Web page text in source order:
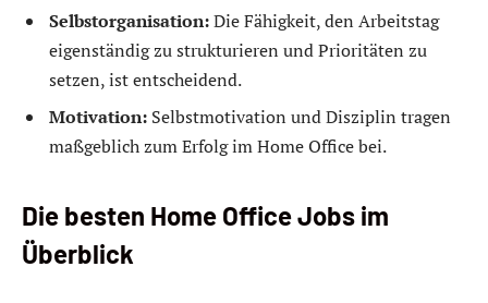
Selbstorganisation:Die Fähigkeit, den Arbeitstag
eigenständig zu strukturieren und Prioritäten zu
setzen, ist entscheidend.
Motivation: Selbstmotivation und Disziplin tragen
maßgeblich zum Erfolg im Home Office bei.
Die besten Home Office Jobs im
Überblick